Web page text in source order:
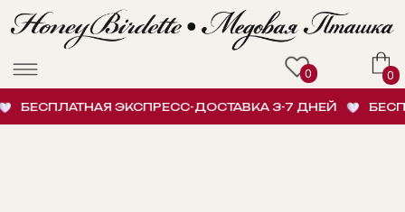
БЕСПЛАТНАЯ ЭКСПРЕСС-ДОСТАВКА 3-7 ДНЕЙ